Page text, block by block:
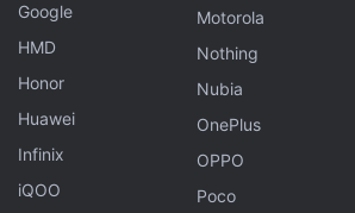
Google
HMD
Honor
Huawei
Infinix
iQOO
Motorola
Nothing
Nubia
OnePlus
OPPO
Poco